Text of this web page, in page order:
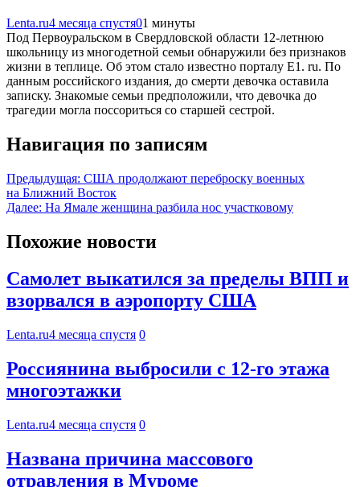
Lenta.ru4 месяца спустя01 минуты
Под Первоуральском в Свердловской области 12-летнюю
школьницу из многодетной семьи обнаружили без признаков
жизни в теплице. Об этом стало известно порталу Е1. ru. По
данным российского издания, до смерти девочка оставила
записку. Знакомые семьи предположили, что девочка до
трагедии могла поссориться со старшей сестрой.
Навигация по записям
Предыдущая: США продолжают переброску военных
на Ближний Восток
Далее: На Ямале женщина разбила нос участковому
Похожие новости
Самолет выкатился за пределы ВПП и
взорвался в аэропорту США
Lenta.ru4 месяца спустя 0
Россиянина выбросили с 12-го этажа
многоэтажки
Lenta.ru4 месяца спустя 0
Названа причина массового
отравления в Муроме